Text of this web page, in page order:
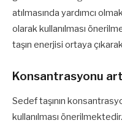
atılmasında yardımcı
olarak kullanılması
taşın enerjisi ortaya
Konsantrasyonu
Sedef taşının
kullanılması